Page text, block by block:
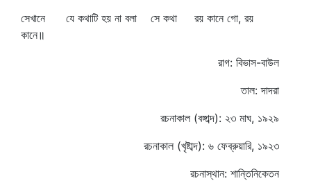
সেখানে যে কথাটি হয় না বলা সে কথা রয় কানে গো, রয়
কানে॥
রাগ: বিভাস-বাউল
তাল: দাদরা
রচনাকাল (বঙ্গাব্দ): ২৩ মাঘ, ১৯২৯
রচনাকাল (খৃষ্টাব্দ): ৬ ফেব্রুয়ারি, ১৯২৩
রচনাস্থান: শান্তিনিকেতন